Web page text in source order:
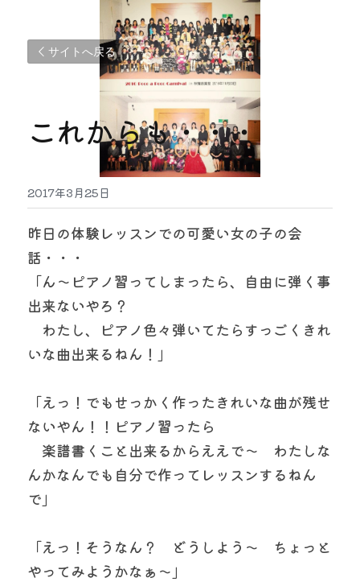
サイトへ戻る
これからも・・・
2017年3月25日
昨日の体験レッスンでの可愛い女の子の会
話・・・
「ん～ピアノ習ってしまったら、自由に弾く事
出来ないやろ？
わたし、ピアノ色々弾いてたらすっごくきれ
いな曲出来るねん！」
「えっ！でもせっかく作ったきれいな曲が残せ
ないやん！！ピアノ習ったら
楽譜書くこと出来るからええで～　わたしな
んかなんでも自分で作ってレッスンするねん
で」
「えっ！そうなん？　どうしよう～　ちょっと
やってみようかなぁ～」